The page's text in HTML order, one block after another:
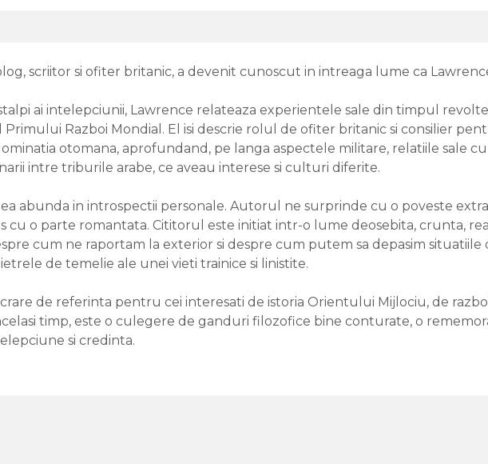
scriitor si ofiter britanic, a devenit cunoscut in intreaga lume ca
ai intelepciunii, Lawrence relateaza experientele sale din timpul revoltei
Razboi Mondial. El isi descrie rolul de ofiter britanic si consilier
otomana, aprofundand, pe langa aspectele militare, relatiile sale cu
intre triburile arabe, ce aveau interese si culturi diferite.
abunda in introspectii personale. Autorul ne surprinde cu o poveste
o parte romantata. Cititorul este initiat intr-o lume deosebita, crunta,
cum ne raportam la exterior si despre cum putem sa depasim situatiile
de temelie ale unei vieti trainice si linistite.
de referinta pentru cei interesati de istoria Orientului Mijlociu, de
timp, este o culegere de ganduri filozofice bine conturate, o
si credinta.